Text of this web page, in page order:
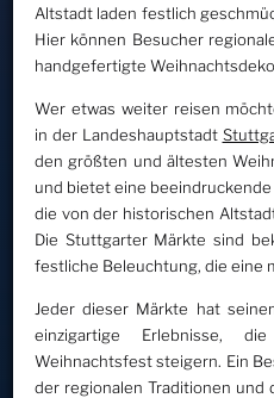
Altstadt laden festlich
Hier können Besucher
handgefertigte
Wer etwas weiter reisen
in der Landeshauptstadt
den größten und ältesten
und bietet eine
die von der historischen
Die Stuttgarter Märkte sind
festliche Beleuchtung, die eine
Jeder dieser Märkte hat
einzigartige Erlebnisse,
Weihnachtsfest steigern. Ein
der regionalen Traditionen und